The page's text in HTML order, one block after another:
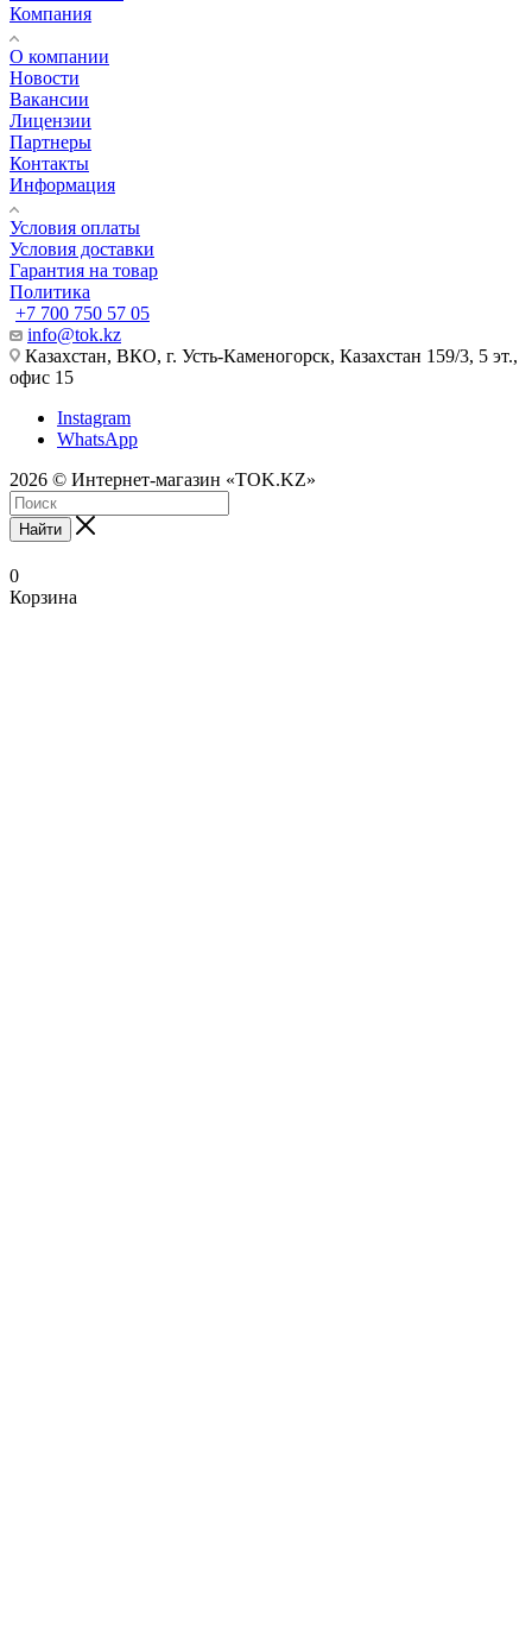
Компания
О компании
Новости
Вакансии
Лицензии
Партнеры
Контакты
Информация
Условия оплаты
Условия доставки
Гарантия на товар
Политика
+7 700 750 57 05
info@tok.kz
Казахстан, ВКО, г. Усть-Каменогорск, Казахстан 159/3, 5 эт.,
офис 15
Instagram
WhatsApp
2026 © Интернет-магазин «TOK.KZ»
Найти
0
Корзина